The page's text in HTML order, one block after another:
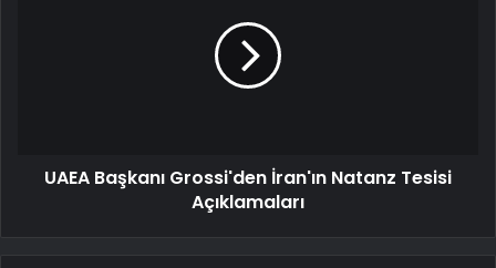
UAEA Başkanı Grossi'den İran'ın Natanz Tesisi
Açıklamaları